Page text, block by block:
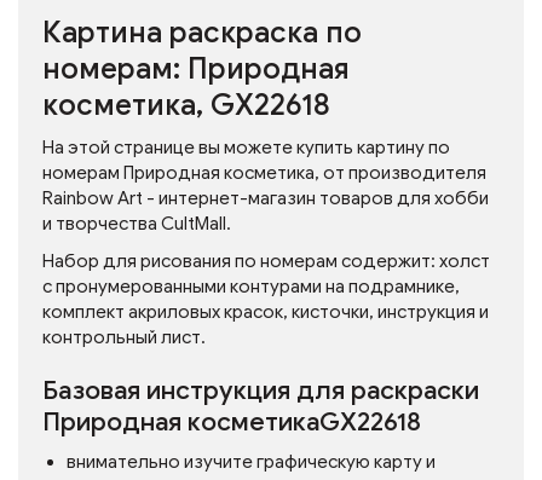
Картина раскраска по
номерам: Природная
косметика, GX22618
На этой странице вы можете купить картину по
номерам Природная косметика, от производителя
Rainbow Art - интернет-магазин товаров для хобби
и творчества CultMall.
Набор для рисования по номерам содержит: холст
с пронумерованными контурами на подрамнике,
комплект акриловых красок, кисточки, инструкция и
контрольный лист.
Базовая инструкция для раскраски
Природная косметикаGX22618
внимательно изучите графическую карту и